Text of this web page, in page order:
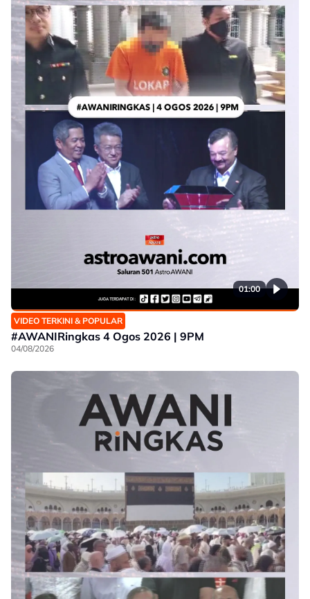
01:00
VIDEO TERKINI & POPULAR
#AWANIRingkas 4 Ogos 2026 | 9PM
04/08/2026